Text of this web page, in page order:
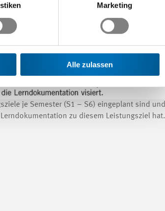
Marketing
Alle zulassen
je Semester (S1 – S6) eingeplant sind und
zu diesem Leistungsziel hat.